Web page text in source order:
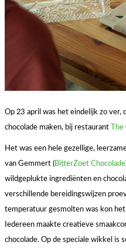
Op 23 april was het eindelijk zo
chocolade maken, bij restaurant
Het was een hele gezellige,
van Gemmert (BitterZoet Chocolade
wildgeplukte ingrediënten en
verschillende bereidingswijzen
temperatuur gesmolten was kon
Iedereen maakte creatieve
chocolade. Op de speciale wikkel